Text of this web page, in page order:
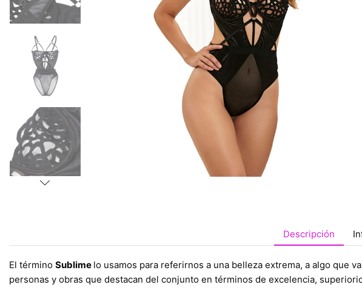
Descripción
El término Sublime lo usamos para referirnos a una belleza extrema, a algo que
personas y obras que destacan del conjunto en términos de excelencia,